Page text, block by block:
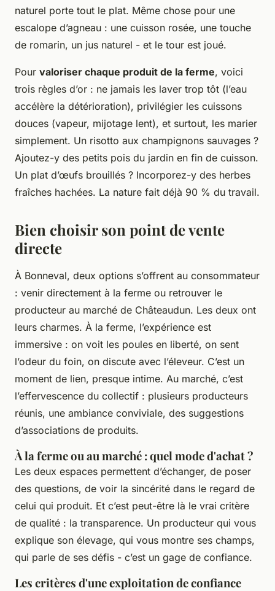
naturel porte tout le plat. Même chose pour une
escalope d’agneau : une cuisson rosée, une touche
de romarin, un jus naturel - et le tour est joué.
Pour valoriser chaque produit de la ferme, voici
trois règles d’or : ne jamais les laver trop tôt (l’eau
accélère la détérioration), privilégier les cuissons
douces (vapeur, mijotage lent), et surtout, les marier
simplement. Un risotto aux champignons sauvages ?
Ajoutez-y des petits pois du jardin en fin de cuisson.
Un plat d’œufs brouillés ? Incorporez-y des herbes
fraîches hachées. La nature fait déjà 90 % du travail.
Bien choisir son point de vente
directe
À Bonneval, deux options s’offrent au consommateur
: venir directement à la ferme ou retrouver le
producteur au marché de Châteaudun. Les deux ont
leurs charmes. À la ferme, l’expérience est
immersive : on voit les poules en liberté, on sent
l’odeur du foin, on discute avec l’éleveur. C’est un
moment de lien, presque intime. Au marché, c’est
l’effervescence du collectif : plusieurs producteurs
réunis, une ambiance conviviale, des suggestions
d’associations de produits.
À la ferme ou au marché : quel mode d'achat ?
Les deux espaces permettent d’échanger, de poser
des questions, de voir la sincérité dans le regard de
celui qui produit. Et c’est peut-être là le vrai critère
de qualité : la transparence. Un producteur qui vous
explique son élevage, qui vous montre ses champs,
qui parle de ses défis - c’est un gage de confiance.
Les critères d'une exploitation de confiance